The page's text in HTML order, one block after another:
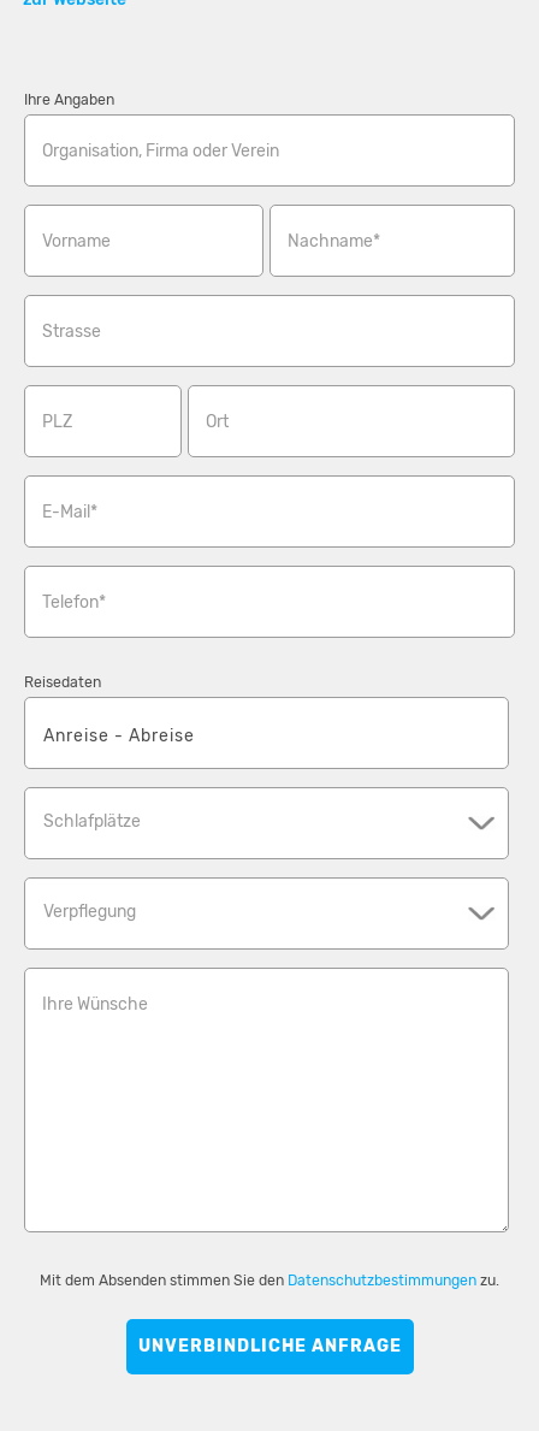
Ihre Angaben
Organisation, Firma oder Verein
Vorname Nachname*
Strasse
PLZ Ort
E-Mail*
Telefon*
Reisedaten
Schlafplätze
Verpflegung
Ihre Wünsche
Mit dem Absenden stimmen Sie den Datenschutzbestimmungen zu.
UNVERBINDLICHE ANFRAGE